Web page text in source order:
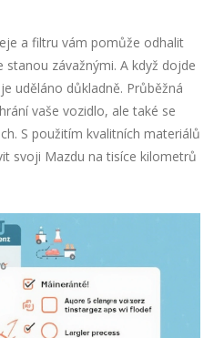
a filtru vám pomůže odhalit
závažnými. A když dojde
uděláno důkladně. Průběžná
vaše vozidlo, ale také se
S použitím kvalitních materiálů
svoji Mazdu na tisíce kilometrů